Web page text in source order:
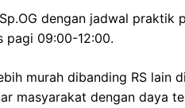
dengan jadwal praktik
pagi 09:00-12:00.
murah dibanding RS lain
masyarakat dengan daya